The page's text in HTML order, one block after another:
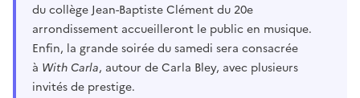
du collège Jean-Baptiste Clément du 20e
arrondissement accueilleront le public en musique.
Enfin, la grande soirée du samedi sera consacrée
à With Carla, autour de Carla Bley, avec plusieurs
invités de prestige.